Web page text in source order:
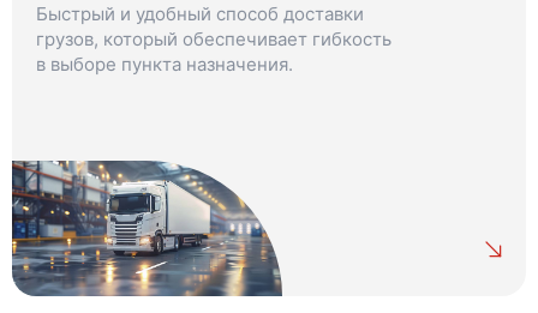
Быстрый и удобный способ доставки
грузов, который обеспечивает гибкость
в выборе пункта назначения.